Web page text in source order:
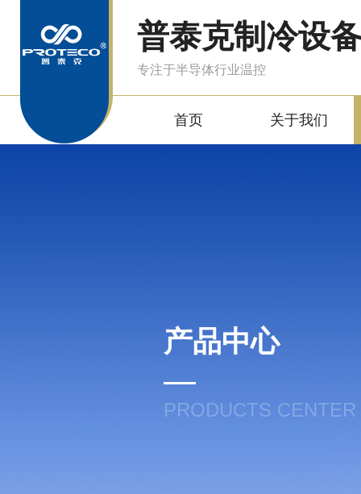
普泰克制冷设
专注于半导体行业温控
首页 关于我们
产品中心
PRODUCTS CENTER